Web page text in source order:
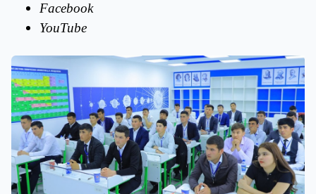
Facebook
YouTube